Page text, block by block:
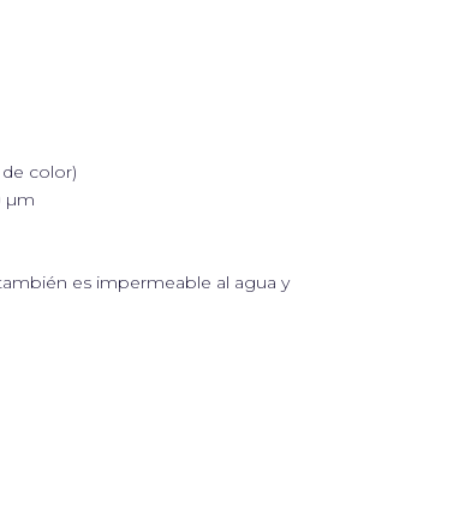
color)
µm
es impermeable al agua y